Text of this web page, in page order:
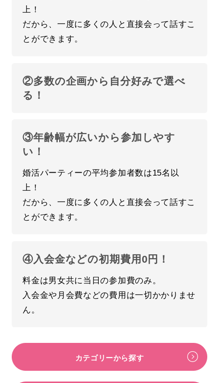
上！
だから、一度に多くの人と直接会って話すこ
とができます。
②多数の企画から自分好みで選べ
る！
③年齢幅が広いから参加しやす
い！
婚活パーティーの平均参加者数は15名以
上！
だから、一度に多くの人と直接会って話すこ
とができます。
④入会金などの初期費用0円！
料金は男女共に当日の参加費のみ。
入会金や月会費などの費用は一切かかりませ
ん。
カテゴリーから探す